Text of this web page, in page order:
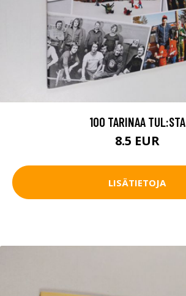
100 TARINAA TUL:STA
8.5 EUR
LISÄTIETOJA